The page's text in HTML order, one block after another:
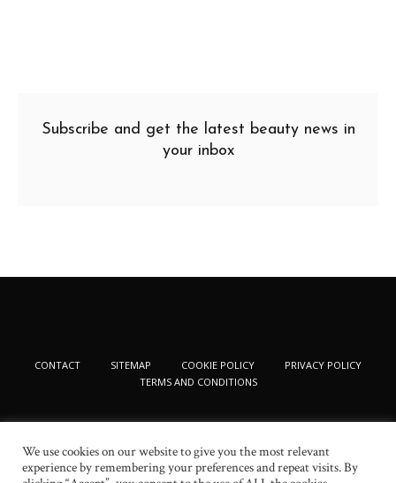
Subscribe and get the latest beauty news in
your inbox
CONTACT SITEMAP COOKIE POLICY
PRIVACY POLICY
TERMS AND CONDITIONS
We use cookies on our website to give you the most relevant
experience by remembering your preferences and repeat visits. By